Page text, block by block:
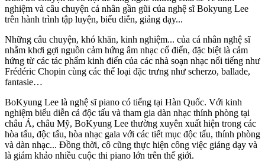
nghiệm và câu chuyện cá nhân gần gũi của nghệ sĩ Bokyung Lee
trên hành trình tập luyện, biểu diễn, giảng dạy...
Những câu chuyện, khó khăn, kinh nghiệm... của cá nhân nghệ sĩ
nhằm khơi gợi nguồn cảm hứng âm nhạc cổ điển, đặc biệt là cảm
hứng từ các tác phẩm kinh điển của các nhà soạn nhạc nổi tiếng như
Frédéric Chopin cùng các thể loại đặc trưng như scherzo, ballade,
fantasie…
BoKyung Lee là nghệ sĩ piano có tiếng tại Hàn Quốc. Với kinh
nghiệm biểu diễn cả độc tấu và tham gia dàn nhạc thính phòng tại
châu Á, châu Mỹ, BoKyung Lee thường xuyên xuất hiện trong các
hòa tấu, độc tấu, hòa nhạc gala với các tiết mục độc tấu, thính phòng
và dàn nhạc... Đồng thời, cô cũng thực hiện công việc giảng dạy và
là giám khảo nhiều cuộc thi piano lớn trên thế giới.